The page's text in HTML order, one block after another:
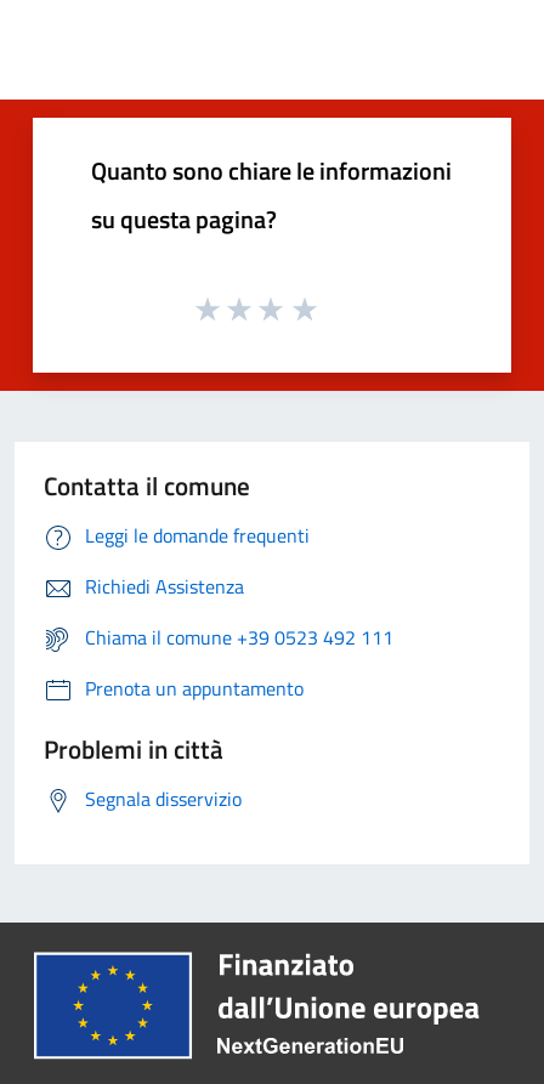
Quanto sono chiare le informazioni
su questa pagina?
Contatta il comune
Leggi le domande frequenti
Richiedi Assistenza
Chiama il comune +39 0523 492 111
Prenota un appuntamento
Problemi in città
Segnala disservizio